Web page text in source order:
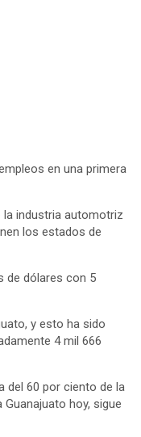
en una primera
la industria automotriz
los estados de
de dólares con 5
y esto ha sido
4 mil 666
del 60 por ciento de la
hoy, sigue